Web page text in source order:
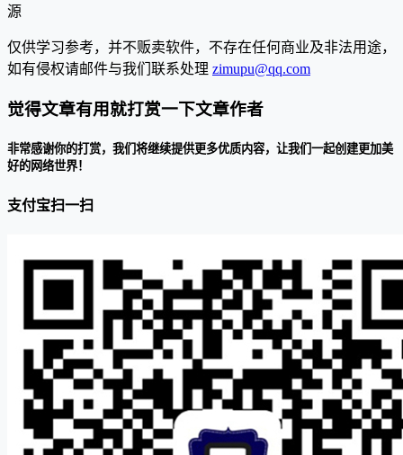
源
仅供学习参考，并不贩卖软件，不存在任何商业及非法用途，
如有侵权请邮件与我们联系处理 zimupu@qq.com
觉得文章有用就打赏一下文章作者
非常感谢你的打赏，我们将继续提供更多优质内容，让我们一起创建更加美
好的网络世界！
支付宝扫一扫